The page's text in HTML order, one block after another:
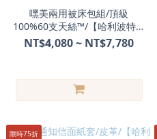
嘿美兩用被床包組/頂級
100%60支天絲™/【哈利波特授
權】
NT$4,080 ~ NT$7,780
限時75折